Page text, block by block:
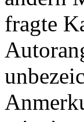
fragte